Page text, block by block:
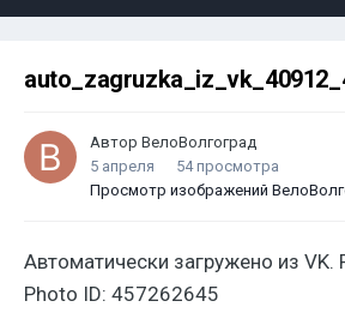
Автор ВелоВолгоград
5 апреля
54 просмотра
Просмотр изображений
Автоматически загружено из VK.
Photo ID: 457262645